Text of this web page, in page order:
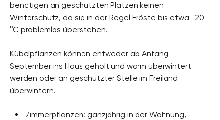
benötigen an geschützten Plätzen keinen
Winterschutz, da sie in der Regel Fröste bis etwa -20
°C problemlos überstehen.
Kübelpflanzen können entweder ab Anfang
September ins Haus geholt und warm überwintert
werden oder an geschützter Stelle im Freiland
überwintern.
Zimmerpflanzen: ganzjährig in der Wohnung,